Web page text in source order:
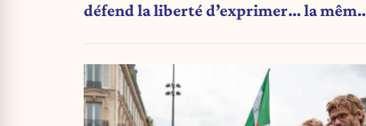
défend la liberté d’exprimer… la même